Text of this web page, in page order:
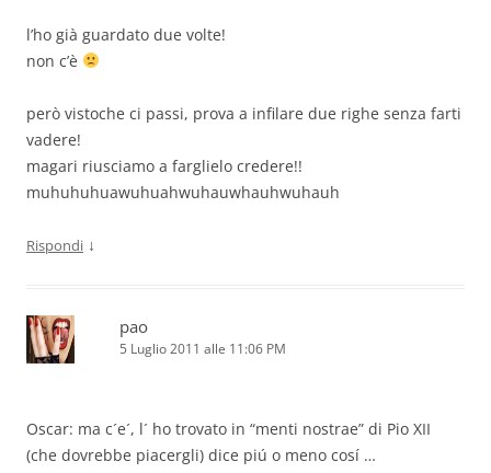
l’ho già guardato due volte!
non c’è
però vistoche ci passi, prova a infilare due righe senza farti
vadere!
magari riusciamo a farglielo credere!!
muhuhuhuawuhuahwuhauwhauhwuhauh
Rispondi ↓
pao
5 Luglio 2011 alle 11:06 PM
Oscar: ma c´e´, l´ ho trovato in “menti nostrae” di Pio XII
(che dovrebbe piacergli) dice piú o meno cosí …